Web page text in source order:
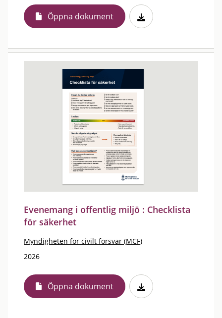
Öppna dokument
Evenemang i offentlig miljö : Checklista
för säkerhet
Myndigheten för civilt försvar (MCF)
2026
Öppna dokument